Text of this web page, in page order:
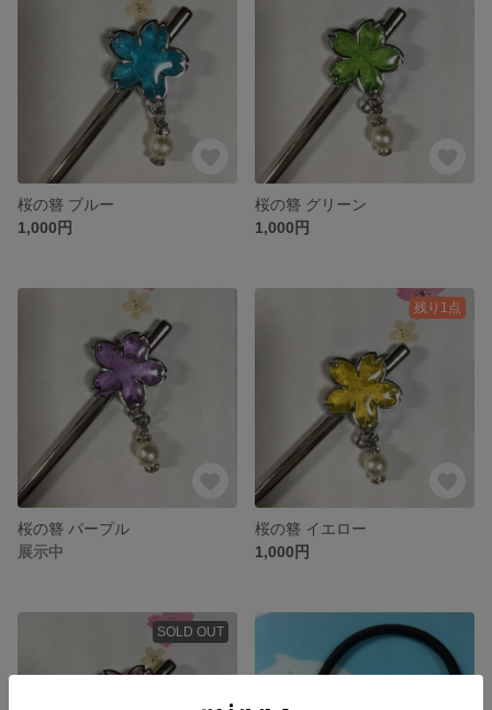
桜の簪 ブルー
1,000円
桜の簪 グリーン
1,000円
桜の簪 パープル
展示中
残り1点
桜の簪 イエロー
1,000円
SOLD OUT